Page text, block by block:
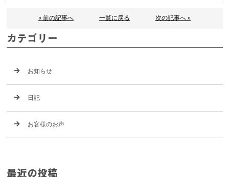
« 前の記事へ 一覧に戻る 次の記事へ »
カテゴリー
お知らせ
日記
お客様のお声
最近の投稿